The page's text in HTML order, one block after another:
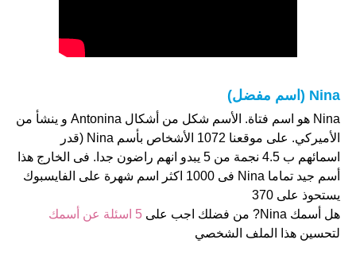
Nina (اسم مفضل)
Nina هو اسم فتاة. الأسم شكل من أشكال Antonina و ينشأ من
الأميركي. على موقعنا 1072 الأشخاص بأسم Nina (قدر
اسمائهم ب 4.5 نجمة من 5 يبدو انهم راضون جدا. فى الخارج هذا
أسم جيد تماما Nina فى 1000 اكثر اسم شهرة على الفايسبوك
يستحوذ على 370
هل أسمك Nina? من فضلك اجب على
5 اسئلة عن أسمك
لتحسين هذا الملف الشخصي